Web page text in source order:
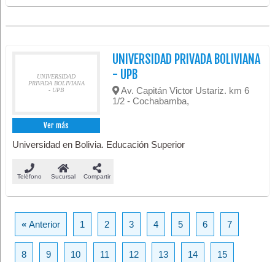
UNIVERSIDAD
PRIVADA BOLIVIANA
- UPB
Ver más
UNIVERSIDAD PRIVADA BOLIVIANA
- UPB
Av. Capitán Victor Ustariz. km 6
1/2 - Cochabamba,
Universidad en Bolivia. Educación Superior
Teléfono Sucursal Compartir
«Anterior 1 2 3 4 5 6 7
8 9 10 11 12 13 14 15